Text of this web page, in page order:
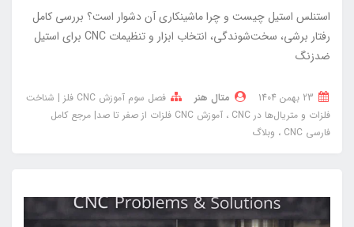
استنلس استیل چیست و چرا ماشینکاری آن دشوار است؟ بررسی کامل
رفتار برشی، سخت‌شوندگی، انتخاب ابزار و تنظیمات CNC برای استیل
ضدزنگ
متال هنر
فصل سوم آموزش CNC فلز | شناخت
فلزات و متریال‌ها در CNC
آموزش CNC فلزات از صفر تا صد| مرجع کامل
فارسی CNC
وبلاگ